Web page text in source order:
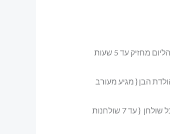
2 יחידות בלוני מראה עם כיתוב { בלון בהליום מחזיק עד 5 שעות
הבן { מגיע מעורב
העיצוב מגיע עם 2 בלונים מודרגים על כל שולחן { עד 7 שולחנות